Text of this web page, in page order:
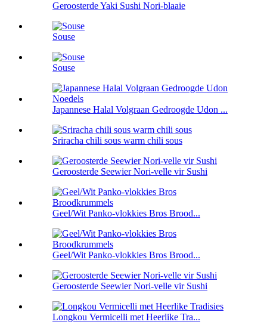
Geroosterde Yaki Sushi Nori-blaaie
Souse
Souse
Japannese Halal Volgraan Gedroogde Udon ...
Sriracha chili sous warm chili sous
Geroosterde Seewier Nori-velle vir Sushi
Geel/Wit Panko-vlokkies Bros Brood...
Geel/Wit Panko-vlokkies Bros Brood...
Geroosterde Seewier Nori-velle vir Sushi
Longkou Vermicelli met Heerlike Tra...